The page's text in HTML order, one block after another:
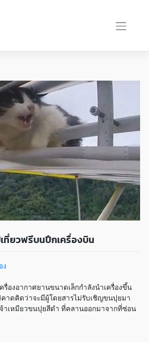
ที่ยวฟรีบนปีกเครื่องบิน
ง
รื่องอากาศยานขนาดเล็กกำลังนำเครื่องขึ้น
าดคิดว่าจะมีผู้โดยสารไม่รับเชิญขนปุยมา
าเหมียวขนปุยสีดำ ที่คลานออกมาจากที่ซ่อน